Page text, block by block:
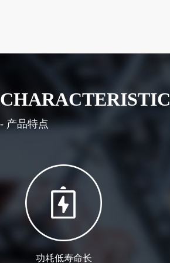
CHARACTERISTIC
- 产品特点
功耗低寿命长